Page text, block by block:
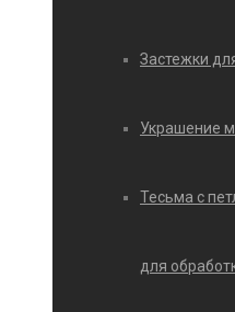
Застежки
Украшение
Тесьма с
для